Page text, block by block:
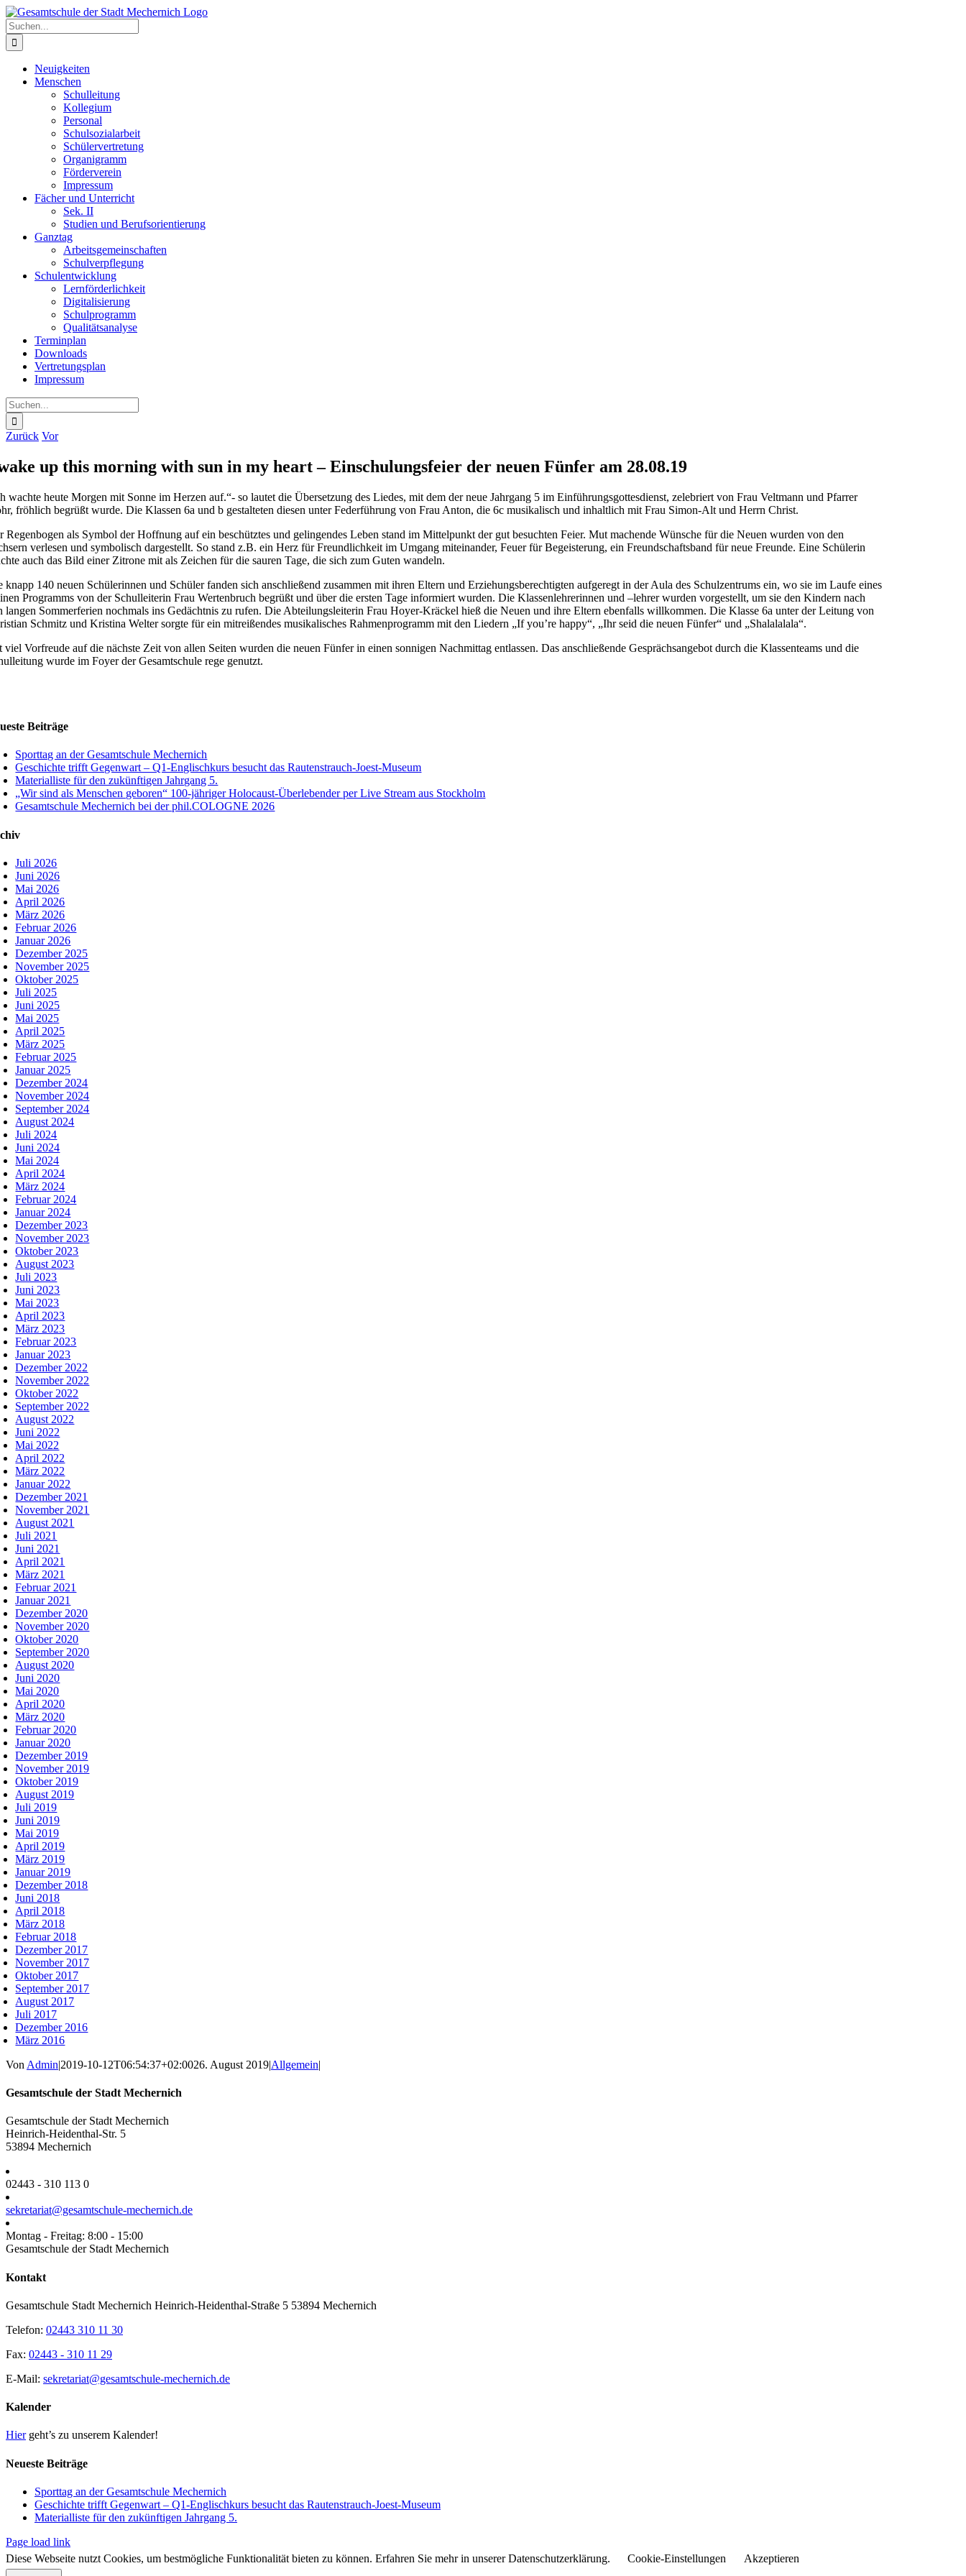
Zum
Inhalt
springen
Suche
nach:
Neuigkeiten
Menschen
Schulleitung
Kollegium
Personal
Schulsozialarbeit
Schülervertretung
Organigramm
Förderverein
Impressum
Fächer und Unterricht
Sek. II
Studien und Berufsorientierung
Ganztag
Arbeitsgemeinschaften
Schulverpflegung
Schulentwicklung
Lernförderlichkeit
Digitalisierung
Schulprogramm
Qualitätsanalyse
Terminplan
Downloads
Vertretungsplan
Impressum
Suche
nach:
Zurück Vor
up this morning with sun in my heart – Einschulungsfeier der neuen Fünfer am 28.08.19
wachte heute Morgen mit Sonne im Herzen auf.“- so lautet die Übersetzung des Liedes, mit dem der neue Jahrgang 5 im Einführungsgottesdienst, zelebriert von Frau Veltmann und Pfarrer
fröhlich begrüßt wurde. Die Klassen 6a und b gestalteten diesen unter Federführung von Frau Anton, die 6c musikalisch und inhaltlich mit Frau Simon-Alt und Herrn Christ.
Regenbogen als Symbol der Hoffnung auf ein beschütztes und gelingendes Leben stand im Mittelpunkt der gut besuchten Feier. Mut machende Wünsche für die Neuen wurden von den
verlesen und symbolisch dargestellt. So stand z.B. ein Herz für Freundlichkeit im Umgang miteinander, Feuer für Begeisterung, ein Freundschaftsband für neue Freunde. Eine Schülerin
auch das Bild einer Zitrone mit als Zeichen für die sauren Tage, die sich zum Guten wandeln.
knapp 140 neuen Schülerinnen und Schüler fanden sich anschließend zusammen mit ihren Eltern und Erziehungsberechtigten aufgeregt in der Aula des Schulzentrums ein, wo sie im Laufe eines
Programms von der Schulleiterin Frau Wertenbruch begrüßt und über die ersten Tage informiert wurden. Die Klassenlehrerinnen und –lehrer wurden vorgestellt, um sie den Kindern nach
langen Sommerferien nochmals ins Gedächtnis zu rufen. Die Abteilungsleiterin Frau Hoyer-Kräckel hieß die Neuen und ihre Eltern ebenfalls willkommen. Die Klasse 6a unter der Leitung von
Schmitz und Kristina Welter sorgte für ein mitreißendes musikalisches Rahmenprogramm mit den Liedern „If you’re happy“, „Ihr seid die neuen Fünfer“ und „Shalalalala“.
viel Vorfreude auf die nächste Zeit von allen Seiten wurden die neuen Fünfer in einen sonnigen Nachmittag entlassen. Das anschließende Gesprächsangebot durch die Klassenteams und die
wurde im Foyer der Gesamtschule rege genutzt.
Beiträge
Sporttag an der Gesamtschule Mechernich
Geschichte trifft Gegenwart – Q1-Englischkurs besucht das Rautenstrauch-Joest-Museum
Materialliste für den zukünftigen Jahrgang 5.
„Wir sind als Menschen geboren“ 100-jähriger Holocaust-Überlebender per Live Stream aus Stockholm
Gesamtschule Mechernich bei der phil.COLOGNE 2026
Juli 2026
Juni 2026
Mai 2026
April 2026
März 2026
Februar 2026
Januar 2026
Dezember 2025
November 2025
Oktober 2025
Juli 2025
Juni 2025
Mai 2025
April 2025
März 2025
Februar 2025
Januar 2025
Dezember 2024
November 2024
September 2024
August 2024
Juli 2024
Juni 2024
Mai 2024
April 2024
März 2024
Februar 2024
Januar 2024
Dezember 2023
November 2023
Oktober 2023
August 2023
Juli 2023
Juni 2023
Mai 2023
April 2023
März 2023
Februar 2023
Januar 2023
Dezember 2022
November 2022
Oktober 2022
September 2022
August 2022
Juni 2022
Mai 2022
April 2022
März 2022
Januar 2022
Dezember 2021
November 2021
August 2021
Juli 2021
Juni 2021
April 2021
März 2021
Februar 2021
Januar 2021
Dezember 2020
November 2020
Oktober 2020
September 2020
August 2020
Juni 2020
Mai 2020
April 2020
März 2020
Februar 2020
Januar 2020
Dezember 2019
November 2019
Oktober 2019
August 2019
Juli 2019
Juni 2019
Mai 2019
April 2019
März 2019
Januar 2019
Dezember 2018
Juni 2018
April 2018
März 2018
Februar 2018
Dezember 2017
November 2017
Oktober 2017
September 2017
August 2017
Juli 2017
Dezember 2016
März 2016
Von Admin|2019-10-12T06:54:37+02:0026. August 2019|Allgemein|
Gesamtschule der Stadt Mechernich
Gesamtschule der Stadt Mechernich
Heinrich-Heidenthal-Str. 5
53894 Mechernich
02443 - 310 113 0
sekretariat@gesamtschule-mechernich.de
Montag - Freitag: 8:00 - 15:00
Gesamtschule der Stadt Mechernich
Toggle
Bar
Kontakt
Gesamtschule Stadt Mechernich Heinrich-Heidenthal-Straße 5 53894 Mechernich
Telefon: 02443 310 11 30
Fax: 02443 - 310 11 29
E-Mail: sekretariat@gesamtschule-mechernich.de
Kalender
Hiergeht’s zu unserem Kalender!
Neueste Beiträge
Sporttag an der Gesamtschule Mechernich
Geschichte trifft Gegenwart – Q1-Englischkurs besucht das Rautenstrauch-Joest-Museum
Materialliste für den zukünftigen Jahrgang 5.
Page load link
Diese Webseite nutzt Cookies, um bestmögliche Funktionalität bieten zu können. Erfahren Sie mehr in unserer Datenschutzerklärung.
Cookie-Einstellungen Akzeptieren